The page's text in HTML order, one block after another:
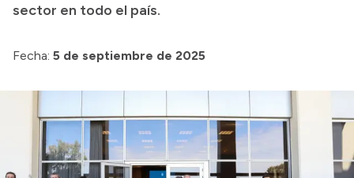
Presupuesto
Boletín Oficial
Compras y licitaciones
Consulta de expedientes
Consulta de pago a proveedores
sector en todo el país.
Fecha: 5 de septiembre de 2025